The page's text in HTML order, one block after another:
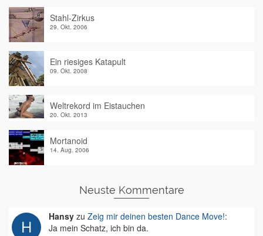
Stahl-Zirkus
29. Okt. 2006
Ein riesiges Katapult
09. Okt. 2008
Weltrekord im Eistauchen
20. Okt. 2013
Mortanoid
14. Aug. 2006
Neuste Kommentare
Hansy zu Zeig mir deinen besten Dance Move!:
Ja mein Schatz, ich bin da.